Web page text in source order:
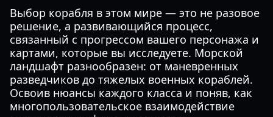
Выбор корабля в этом мире — это не разовое
решение, а развивающийся процесс,
связанный с прогрессом вашего персонажа и
картами, которые вы исследуете. Морской
ландшафт разнообразен: от маневренных
разведчиков до тяжелых военных кораблей.
Освоив нюансы каждого класса и поняв, как
многопользовательское взаимодействие